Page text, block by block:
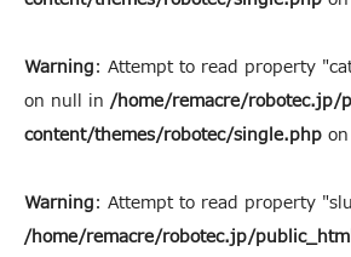
Warning: Attempt to read property
on null in /home/remacre/
content/themes/robotec/single.php
Warning: Attempt to read property
/home/remacre/robotec.jp/